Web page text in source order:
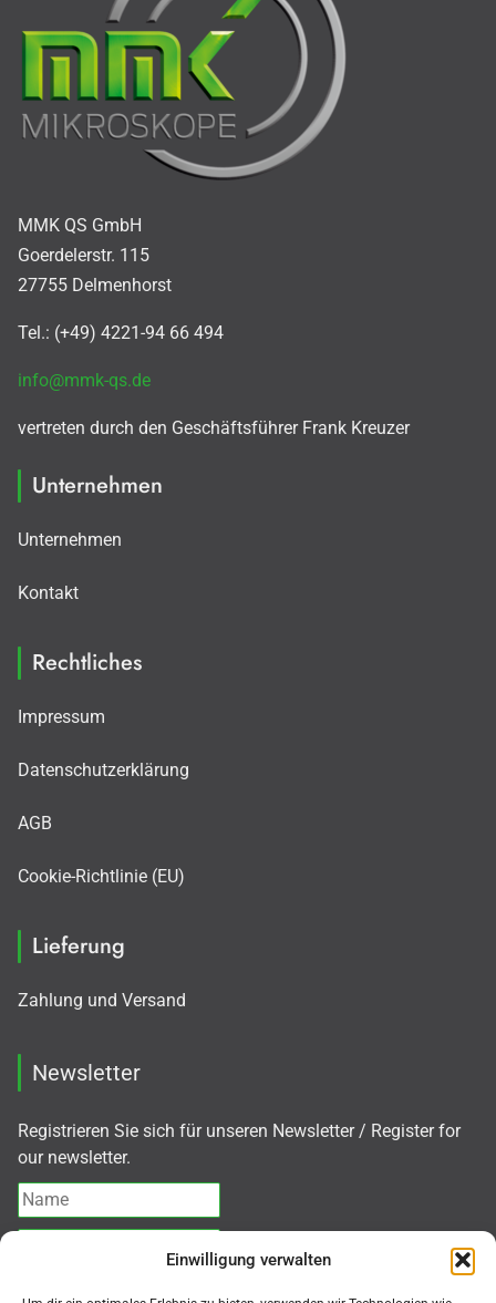
Einwilligung verwalten
MMK QS GmbH
Goerdelerstr. 115
27755 Delmenhorst
Tel.: (+49) 4221-94 66 494
info@mmk-qs.de
vertreten durch den Geschäftsführer Frank Kreuzer
Unternehmen
Unternehmen
Kontakt
Rechtliches
Impressum
Datenschutzerklärung
AGB
Cookie-Richtlinie (EU)
Lieferung
Zahlung und Versand
Newsletter
Registrieren Sie sich für unseren Newsletter / Register for
our newsletter.